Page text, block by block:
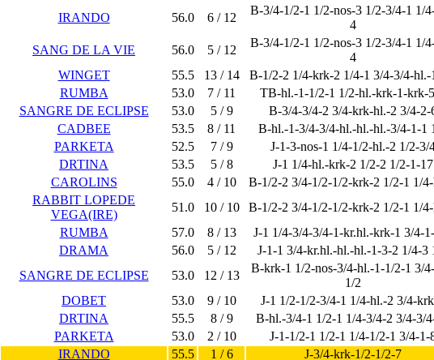
IRANDO 56.0 6 / 12
B-3/4-1/2-1 1/2-nos-3 1/2-3/4-1 1/
4
SANG DE LA VIE 56.0 5 / 12
B-3/4-1/2-1 1/2-nos-3 1/2-3/4-1 1/
4
WINGET 55.5 13 / 14 B-1/2-2 1/4-krk-2 1/4-1 3/4-3/4-hl.-
RUMBA 53.0 7 / 11 TB-hl.-1-1/2-1 1/2-hl.-krk-1-krk-
SANGRE DE ECLIPSE 53.0 5 / 9 B-3/4-3/4-2 3/4-krk-hl.-2 3/4-2-
CADBEE 53.5 8 / 11 B-hl.-1-3/4-3/4-hl.-hl.-hl.-3/4-1-1
PARKETA 52.5 7 / 9 J-1-3-nos-1 1/4-1/2-hl.-2 1/2-3/
DRTINA 53.5 5 / 8 J-1 1/4-hl.-krk-2 1/2-2 1/2-1-17
CAROLINS 55.0 4 / 10 B-1/2-2 3/4-1/2-1/2-krk-2 1/2-1 1/
RABBIT LOPEDE
VEGA(IRE)
51.0 10 / 10 B-1/2-2 3/4-1/2-1/2-krk-2 1/2-1 1/
RUMBA 57.0 8 / 13 J-1 1/4-3/4-3/4-1-kr.hl.-krk-1 3/4-
DRAMA 56.0 5 / 12 J-1-1 3/4-kr.hl.-hl.-hl.-1-3-2 1/4-3
SANGRE DE ECLIPSE 53.0 12 / 13
B-krk-1 1/2-nos-3/4-hl.-1-1/2-1 3/
1/2
DOBET 53.0 9 / 10 J-1 1/2-1/2-3/4-1 1/4-hl.-2 3/4-
DRTINA 55.5 8 / 9 B-hl.-3/4-1 1/2-1 1/4-3/4-2 3/4-3/
PARKETA 53.0 2 / 10 J-1-1/2-1 1/2-1 1/4-1/2-1 3/4-1-
IRANDO 55.5 1 / 6 J-3/4-krk-1/2-1/2-7